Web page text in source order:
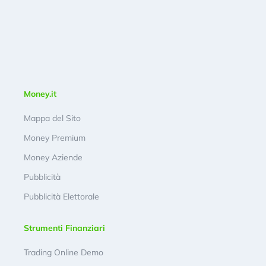
Money.it
Mappa del Sito
Money Premium
Money Aziende
Pubblicità
Pubblicità Elettorale
Strumenti Finanziari
Trading Online Demo